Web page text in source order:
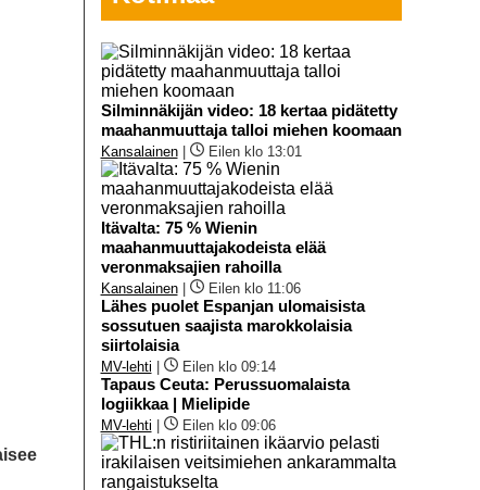
Silminnäkijän video: 18 kertaa pidätetty
maahanmuuttaja talloi miehen koomaan
Kansalainen| Eilen klo 13:01
Itävalta: 75 % Wienin
maahanmuuttajakodeista elää
veronmaksajien rahoilla
Kansalainen| Eilen klo 11:06
Lähes puolet Espanjan ulomaisista
sossutuen saajista marokkolaisia
siirtolaisia
MV-lehti Eilen klo 09:14
Tapaus Ceuta: Perussuomalaista
logiikkaa | Mielipide
MV-lehti Eilen klo 09:06